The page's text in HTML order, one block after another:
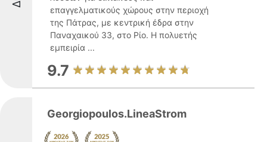
επαγγελματικούς χώρους στην περιοχή
της Πάτρας, με κεντρική έδρα στην
Παναχαικού 33, στο Ρίο. Η πολυετής
εμπειρία ...
9.7
Georgiopoulos.LineaStrom